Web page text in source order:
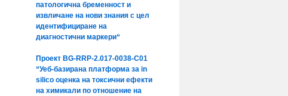
патологична бременност и
извличане на нови знания с цел
идентифициране на
диагностични маркери“
Проект BG-RRP-2.017-0038-C01
“Уеб-базирана платформа за in
silico оценка на токсични ефекти
на химикали по отношение на